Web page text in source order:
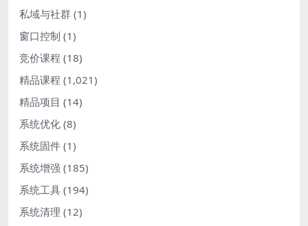
私域与社群 (1)
窗口控制 (1)
竞价课程 (18)
精品课程 (1,021)
精品项目 (14)
系统优化 (8)
系统固件 (1)
系统增强 (185)
系统工具 (194)
系统清理 (12)